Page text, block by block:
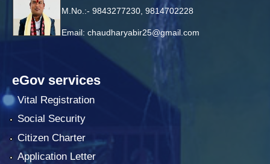
M.No.:- 9843277230, 9814702228
Email: chaudharyabir25@gmail.com
eGov services
Vital Registration
Social Security
Citizen Charter
Application Letter